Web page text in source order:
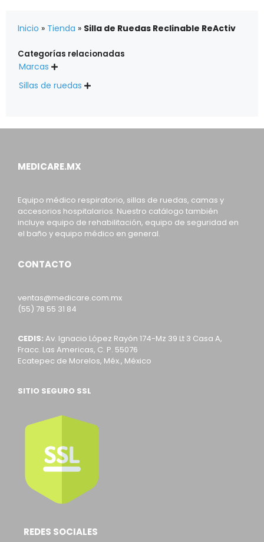
Inicio » Tienda » Silla de Ruedas Reclinable ReActiv
Categorías relacionadas
Marcas 
Sillas de ruedas 
MEDICARE.MX
Equipo médico respiratorio, sillas de ruedas, camas y
accesorios hospitalarios. Nuestro catálogo también
incluye equipo de rehabilitación, equipo de seguridad en
el baño y equipo médico en general.
CONTACTO
ventas@medicare.com.mx
(55) 78 55 31 84
CEDIS: Av. Ignacio López Rayón 174-Mz 39 Lt 3 Casa A,
Fracc. Las Americas, C. P. 55076
Ecatepec de Morelos, Méx., México
SITIO SEGURO SSL
REDES SOCIALES